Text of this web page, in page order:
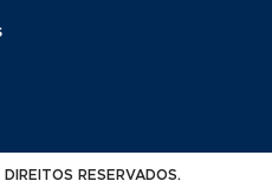
RESERVADOS.